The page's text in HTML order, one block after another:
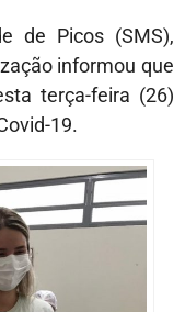
de Picos (SMS),
informou que
terça-feira (26)
19.